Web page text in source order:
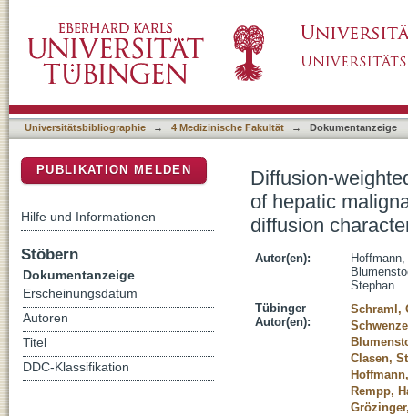
analysis of immediate pre- and post-
Universitätsbibliographie → 4 Medizinische Fakultät → Dokumentanzeige
Diffusion-
of hepatic
diffusion
Autor(en):
Stephan
Tübinger
Autor(en):
Schraml,
Clasen,
Rempp,
PUBLIKATION MELDEN
Hilfe und Informationen
Stöbern
Dokumentanzeige
Erscheinungsdatum
Autoren
Titel
DDC-Klassifikation